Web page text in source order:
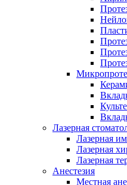
Лазерная
Лазерная
Лазерная
Лазерная
Анестезия
Местная